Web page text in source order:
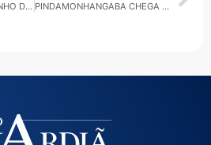
ANIVERSÁRIO DE PAULINHO DA FORÇA VIRA ATO POLÍTICO E ESCANCARA UNIÃO DO CENTRÃO EM SP PINDAMONHANGABA CHEGA À FASE NACIONAL DA SUPERLIGA DA MELHOR IDADE NO VÔLEI ADAPTADO